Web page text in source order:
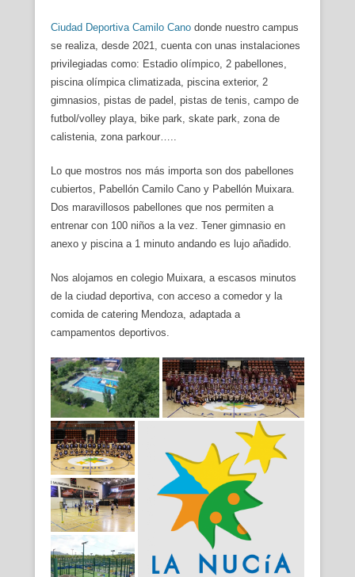
Ciudad Deportiva Camilo Cano donde nuestro campus
se realiza, desde 2021, cuenta con unas instalaciones
privilegiadas como: Estadio olímpico, 2 pabellones,
piscina olímpica climatizada, piscina exterior, 2
gimnasios, pistas de padel, pistas de tenis, campo de
futbol/volley playa, bike park, skate park, zona de
calistenia, zona parkour…..
Lo que mostros nos más importa son dos pabellones
cubiertos, Pabellón Camilo Cano y Pabellón Muixara.
Dos maravillosos pabellones que nos permiten a
entrenar con 100 niños a la vez. Tener gimnasio en
anexo y piscina a 1 minuto andando es lujo añadido.
Nos alojamos en colegio Muixara, a escasos minutos
de la ciudad deportiva, con acceso a comedor y la
comida de catering Mendoza, adaptada a
campamentos deportivos.